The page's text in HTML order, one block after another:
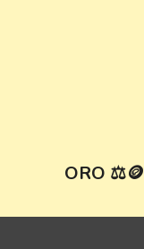
ORO ⚖️🪙